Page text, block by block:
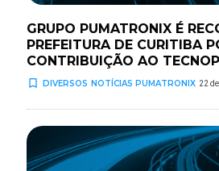
GRUPO PUMATRONIX É
PREFEITURA DE CURITIBA
CONTRIBUIÇÃO AO
turned_in_not DIVERSOS NOTÍCIAS PUMATRONIX 22